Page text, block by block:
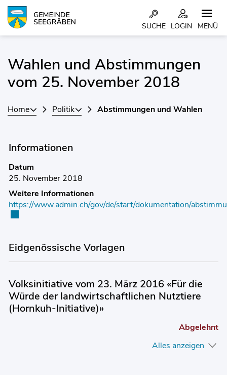
Kopfzeile
LOGIN
SUCHE MENÜ
Wahlen und Abstimmungen
vom 25. November 2018
Home Politik Abstimmungen und Wahlen
Informationen
Datum
25. November 2018
Weitere Informationen
https://www.admin.ch/gov/de/start/dokumentation/
Externer Link wird in einem neuen Fenster geöffnet.
Eidgenössische Vorlagen
Volksinitiative vom 23. März 2016 «Für die
Würde der landwirtschaftlichen Nutztiere
(Hornkuh-Initiative)»
Abgelehnt
Alles anzeigen
Zugehörige Objekte